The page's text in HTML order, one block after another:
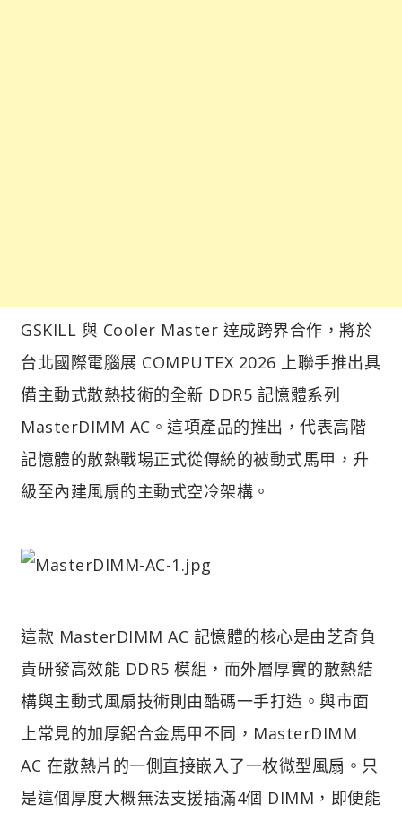
GSKILL 與 Cooler Master 達成跨界合作，將於
台北國際電腦展 COMPUTEX 2026 上聯手推出具
備主動式散熱技術的全新 DDR5 記憶體系列
MasterDIMM AC。這項產品的推出，代表高階
記憶體的散熱戰場正式從傳統的被動式馬甲，升
級至內建風扇的主動式空冷架構。
這款 MasterDIMM AC 記憶體的核心是由芝奇負
責研發高效能 DDR5 模組，而外層厚實的散熱結
構與主動式風扇技術則由酷碼一手打造。與市面
上常見的加厚鋁合金馬甲不同，MasterDIMM
AC 在散熱片的一側直接嵌入了一枚微型風扇。只
是這個厚度大概無法支援插滿4個 DIMM，即便能